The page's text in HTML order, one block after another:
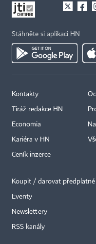
Stáhněte si aplikaci HN
Kontakty
Tiráž redakce HN
Economia
Kariéra v HN
Ceník inzerce
Koupit / darovat předplatné
Eventy
Newslettery
RSS kanály